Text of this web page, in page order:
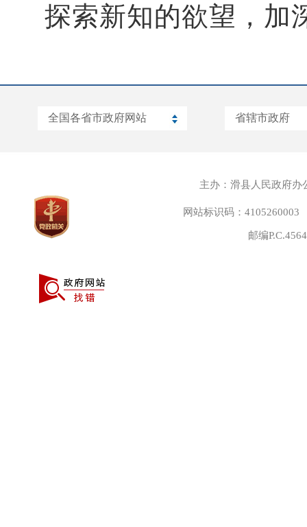
探索新知的欲望，加
主办：滑县人民政府办
网站标识码：4105260003
邮编